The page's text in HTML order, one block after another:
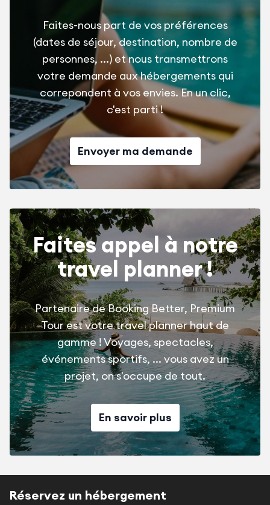
Faites-nous part de vos préférences
(dates de séjour, destination, nombre de
personnes, ...) et nous transmettrons
votre demande aux hébergements qui
correpondent à vos envies. En un clic,
c'est parti !
Envoyer ma demande
Faites appel à notre
travel planner !
Partenaire de Booking Better, Premium
Tour est votre travel planner haut de
gamme ! Voyages, spectacles,
événements sportifs, ... vous avez un
projet, on s'occupe de tout.
En savoir plus
Réservez un hébergement